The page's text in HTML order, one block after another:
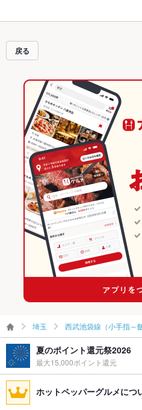
料理など、お店の最新情報をご紹介し
なネット予約が使えるお店も拡大中です
ください。
戻る
埼玉 西武池袋線（小手指～
夏のポイント還元祭2026
最大15,000ポイント還元
ホットペッパーグルメにつ